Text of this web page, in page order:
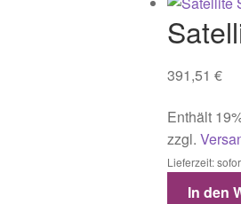
391,51€
Enthält
zzgl.
Lieferzeit:
In den